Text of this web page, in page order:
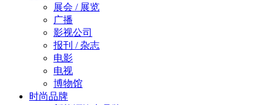
展会 / 展览
广播
影视公司
报刊 / 杂志
电影
电视
博物馆
时尚品牌